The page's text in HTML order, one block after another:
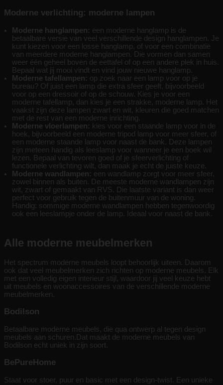
Moderne verlichting: moderne lampen
Moderne hanglampen: een moderne hanglamp is de
betaalbare versie van veel verschillende design hanglampen. Je
kunt kiezen voor een losse hanglamp, of voor een combinatie
van meerdere moderne hanglampen. Die vormen dan samen
weer één geheel boven de eettafel of op een andere plek in huis.
Bepaal wat jij mooi vindt en vind jouw nieuwe hanglamp.
Moderne tafellampen: op zoek naar een lamp voor op je
bureau? Of juist een lamp die extra sfeer geeft, bijvoorbeeld
voor op een dressoir of op de schouw. Kies je voor een
moderne tafellamp, dan kies je een strakke, moderne lamp. Het
vaakst zijn deze lampen zwart en wit, kleuren die goed matchen
met de rest van een moderne inrichting.
Moderne vloerlampen: kies voor een staande lamp voor in de
hoek, bijvoorbeeld een moderne tripod lamp voor meer sfeer, of
een moderne staande lamp voor naast de bank. Deze lampen
zijn meteen handig als leeslamp voor wanneer je een boek wil
lezen. Bepaal van tevoren goed of je sfeerverlichting of
functionele verlichting wilt, dan maak je echt de juiste keuze.
Moderne wandlampen: een wandlamp zorgt voor meer sfeer,
zowel binnen als buiten. De meeste moderne wandlampen zijn
wit, zwart of gemaakt van RVS. Die laatste variant is dan weer
perfect voor gebruik tegen de buitenmuur van de woning.
Handig: sommige moderne wandlampen hebben tegenwoordig
ook een leeslampje onder de lamp. Ideaal voor naast de bank.
Alle moderne meubelmerken
Het spectrum moderne meubels loopt behoorlijk uiteen. Daarom
ook dat veel meubelmerken zich richten op moderne meubels. Elk
met een volledig eigen interieur stijl, waardoor jij veel keuze hebt
uit meubels en woonaccessoires van de verschillende moderne
meubelmerken.
Bodilson
Betaalbare moderne meubels, die qua ontwerp al tegen design
meubels aan schuren.Dat maakt de moderne meubels van
Bodilson echt uniek in zijn soort.
BePureHome
Staat voor stoer, puur en basic met een design-twist. Een unieke